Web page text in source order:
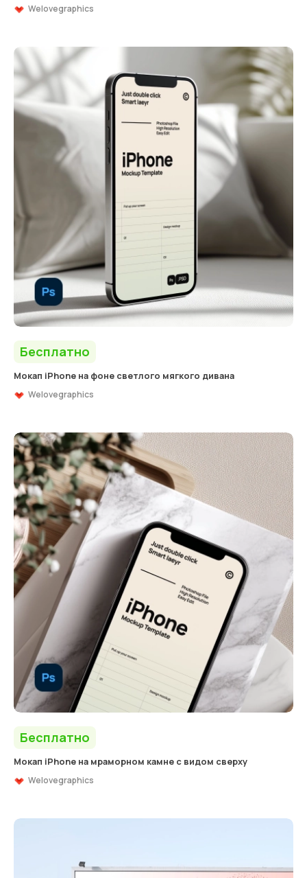
Welovegraphics
Бесплатно
Мокап iPhone на фоне светлого мягкого дивана
Welovegraphics
Бесплатно
Мокап iPhone на мраморном камне с видом сверху
Welovegraphics